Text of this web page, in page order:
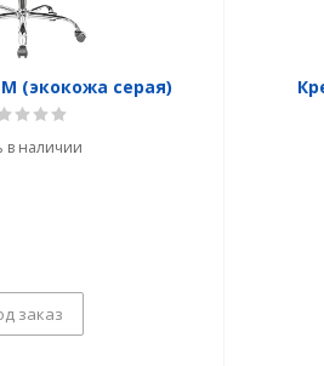
(экокожа серая)
в наличии
заказ